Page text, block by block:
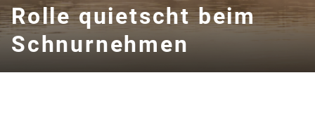
Rolle quietscht beim
Schnurnehmen